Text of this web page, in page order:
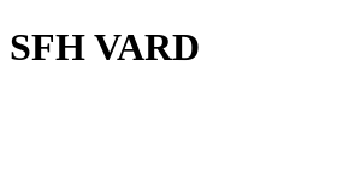
SFH VARD